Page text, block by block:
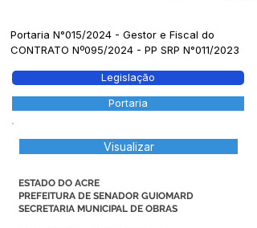
Portaria N°015/2024 - Gestor e Fiscal do
CONTRATO Nº095/2024 - PP SRP N°011/2023
Legislação
Portaria
Visualizar
ESTADO DO ACRE
PREFEITURA DE SENADOR GUIOMARD
SECRETARIA MUNICIPAL DE OBRAS